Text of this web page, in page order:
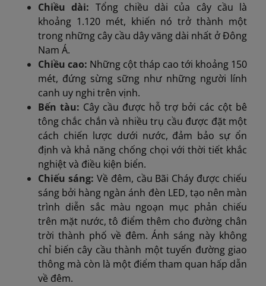
Chiều dài: Tổng chiều dài của cây cầu là
khoảng 1.120 mét, khiến nó trở thành một
trong những cây cầu dây văng dài nhất ở Đông
Nam Á.
Chiều cao: Những cột tháp cao tới khoảng 150
mét, đứng sừng sững như những người lính
canh uy nghi trên vịnh.
Bến tàu: Cây cầu được hỗ trợ bởi các cột bê
tông chắc chắn và nhiều trụ cầu được đặt một
cách chiến lược dưới nước, đảm bảo sự ổn
định và khả năng chống chọi với thời tiết khắc
nghiệt và điều kiện biển.
Chiếu sáng: Về đêm, cầu Bãi Cháy được chiếu
sáng bởi hàng ngàn ánh đèn LED, tạo nên màn
trình diễn sắc màu ngoạn mục phản chiếu
trên mặt nước, tô điểm thêm cho đường chân
trời thành phố về đêm. Ánh sáng này không
chỉ biến cây cầu thành một tuyến đường giao
thông mà còn là một điểm tham quan hấp dẫn
về đêm.